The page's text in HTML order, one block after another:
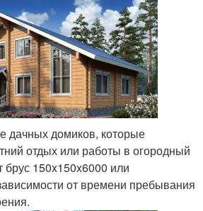
дачных домиков, которые
отдых или работы в огородный
брус 150x150x6000 или
от времени пребывания